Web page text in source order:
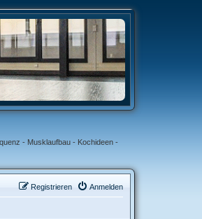
- Musklaufbau - Kochideen -
Anmelden
Registrieren